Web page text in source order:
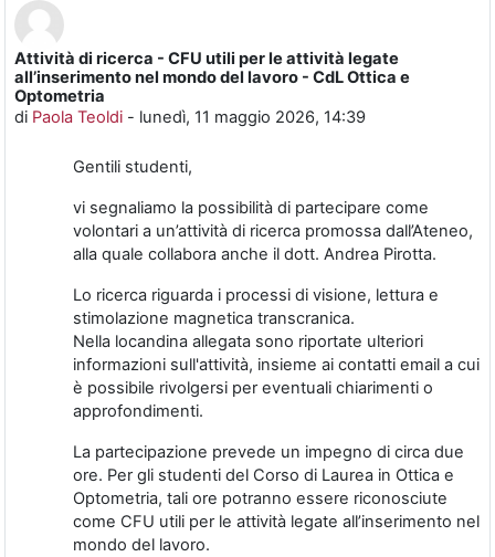
Attività di ricerca - CFU utili per le attività legate
all’inserimento nel mondo del lavoro - CdL Ottica e
Optometria
di Paola Teoldi - lunedì, 11 maggio 2026, 14:39
Numero di risposte: 0
Gentili studenti,
vi segnaliamo la possibilità di partecipare come
volontari a un’attività di ricerca promossa dall’Ateneo,
alla quale collabora anche il dott. Andrea Pirotta.
Lo ricerca riguarda i processi di visione, lettura e
stimolazione magnetica transcranica.
Nella locandina allegata sono riportate ulteriori
informazioni sull'attività, insieme ai contatti email a cui
è possibile rivolgersi per eventuali chiarimenti o
approfondimenti.
La partecipazione prevede un impegno di circa due
ore. Per gli studenti del Corso di Laurea in Ottica e
Optometria, tali ore potranno essere riconosciute
come CFU utili per le attività legate all’inserimento nel
mondo del lavoro.